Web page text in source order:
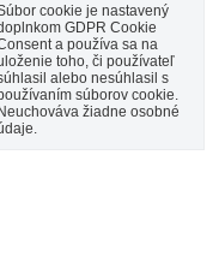
cookie je nastavený
GDPR Cookie
a používa sa na
toho, či používateľ
alebo nesúhlasil s
súborov cookie.
žiadne osobné